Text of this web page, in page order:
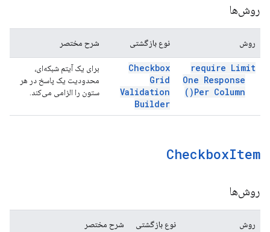
روش‌ها
روش نوع بازگشتی شرح مختصر
require Limit
One Response
Per Column(
)
Checkbox
Grid
Validation
Builder
برای یک آیتم شبکه‌ای،
محدودیت یک پاسخ در هر
ستون را الزامی می‌کند.
CheckboxItem
روش‌ها
روش نوع بازگشتی شرح مختصر